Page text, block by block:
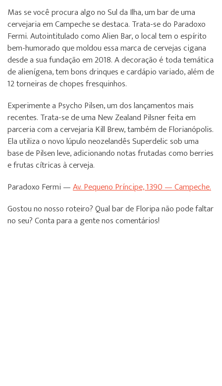
Mas se você procura algo no Sul da Ilha, um bar de uma
cervejaria em Campeche se destaca. Trata-se do Paradoxo
Fermi. Autointitulado como Alien Bar, o local tem o espírito
bem-humorado que moldou essa marca de cervejas cigana
desde a sua fundação em 2018. A decoração é toda temática
de alienígena, tem bons drinques e cardápio variado, além de
12 torneiras de chopes fresquinhos.
Experimente a Psycho Pilsen, um dos lançamentos mais
recentes. Trata-se de uma New Zealand Pilsner feita em
parceria com a cervejaria Kill Brew, também de Florianópolis.
Ela utiliza o novo lúpulo neozelandês Superdelic sob uma
base de Pilsen leve, adicionando notas frutadas como berries
e frutas cítricas à cerveja.
Paradoxo Fermi —Av. Pequeno Príncipe, 1390 — Campeche.
Gostou no nosso roteiro? Qual bar de Floripa não pode faltar
no seu? Conta para a gente nos comentários!